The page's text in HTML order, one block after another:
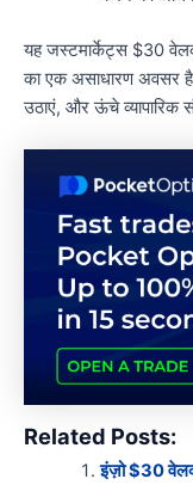
यह जस्टमार्केट्स $30
का एक असाधारण अवसर
उठाएं, और ऊंचे व्यापारिक
Related Posts:
इंज़ो $30